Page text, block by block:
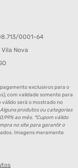
0001-64
Nova
exclusivos para o
com validade somente para
válido será o mostrado no
Alguns produtos ou categorias
ao mês. *Cupom válido
no site para garantir o
Imagens meramente